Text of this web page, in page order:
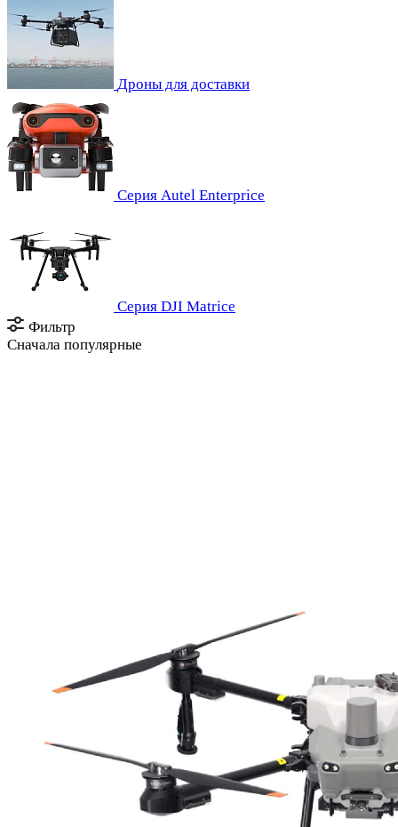
Дроны для доставки
Серия Autel Enterprice
Серия DJI Matrice
Фильтр
Сначала популярные